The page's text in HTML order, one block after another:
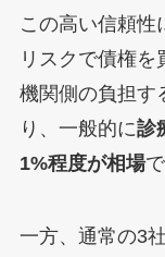
この高い信頼性
リスクで債権
機関側の負担す
り、一般的に診
1%程度が相場で
一方、通常の3